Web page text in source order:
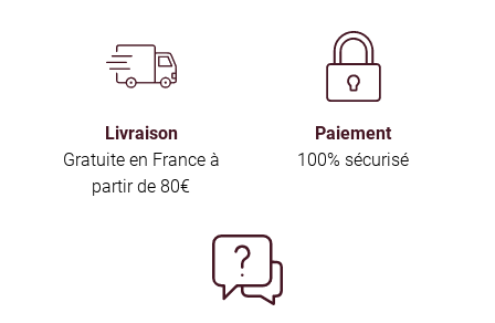
Livraison
Gratuite en France à
partir de 80€
Paiement
100% sécurisé